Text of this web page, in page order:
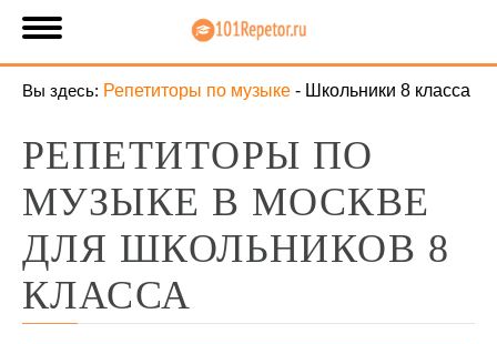
Вы здесь: Репетиторы по музыке - Школьники 8 класса
РЕПЕТИТОРЫ ПО
МУЗЫКЕ В МОСКВЕ
ДЛЯ ШКОЛЬНИКОВ 8
КЛАССА